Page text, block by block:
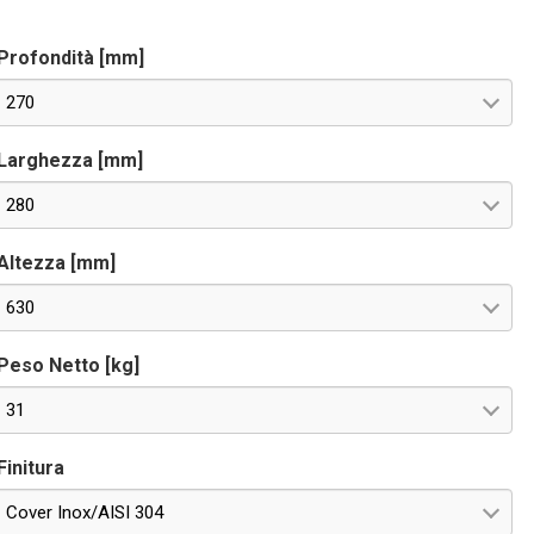
[mm]
270
[mm]
280
[mm]
630
Netto [kg]
31
Cover Inox/AISI 304